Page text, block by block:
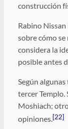
construcción
Rabino
sobre cómo
considera la
posible antes
Según
tercer
Moshiach;
opiniones.[22]